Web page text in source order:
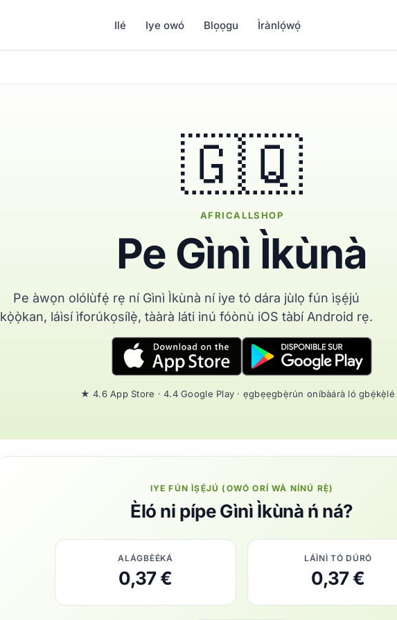
Ilé Iye owó Blọọgu Ìrànlọ́wọ́
🇬🇶
AFRICALLSHOP
Pe Gìnì Ìkùnà
Pe àwọn olólùfẹ́ rẹ ní Gìnì Ìkùnà ní iye tó dára jùlọ fún ìṣẹ́jú
kọ̀ọ̀kan, láìsí ìforúkọsílẹ̀, tààrà láti inú fóònù iOS tàbí Android rẹ.
★ 4.6 App Store · 4.4 Google Play · ẹgbẹẹgbẹ̀rún oníbàárà ló gbẹ́kẹ̀lé
IYE FÚN ÌṢẸ́JÚ (OWÓ ORÍ WÀ NÍNÚ RẸ̀)
Èló ni pípe Gìnì Ìkùnà ń ná?
ALÁGBÈÉKÁ
0,37 €
LÁÌNÌ TÓ DÚRÓ
0,37 €